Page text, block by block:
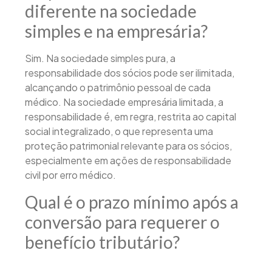
diferente na sociedade
simples e na empresária?
Sim. Na sociedade simples pura, a
responsabilidade dos sócios pode ser ilimitada,
alcançando o patrimônio pessoal de cada
médico. Na sociedade empresária limitada, a
responsabilidade é, em regra, restrita ao capital
social integralizado, o que representa uma
proteção patrimonial relevante para os sócios,
especialmente em ações de responsabilidade
civil por erro médico.
Qual é o prazo mínimo após a
conversão para requerer o
benefício tributário?